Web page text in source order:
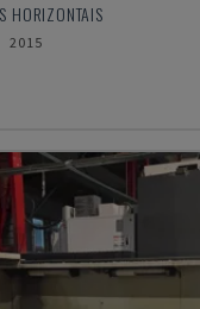
HORIZONTAIS
2015